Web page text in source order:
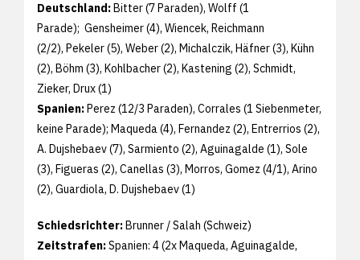
Deutschland:Bitter (7 Paraden), Wolff (1
Parade); Gensheimer (4), Wiencek, Reichmann
(2/2), Pekeler (5), Weber (2), Michalczik, Häfner (3), Kühn
(2), Böhm (3), Kohlbacher (2), Kastening (2), Schmidt,
Zieker, Drux (1)
Spanien:Perez (12/3 Paraden), Corrales (1 Siebenmeter,
keine Parade); Maqueda (4), Fernandez (2), Entrerrios (2),
A. Dujshebaev (7), Sarmiento (2), Aguinagalde (1), Sole
(3), Figueras (2), Canellas (3), Morros, Gomez (4/1), Arino
(2), Guardiola, D. Dujshebaev (1)
Schiedsrichter:Brunner / Salah (Schweiz)
Zeitstrafen:Spanien: 4 (2x Maqueda, Aguinagalde,